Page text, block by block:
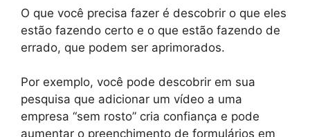
O que você precisa fazer é descobrir o que eles
estão fazendo certo e o que estão fazendo de
errado, que podem ser aprimorados.
Por exemplo, você pode descobrir em sua
pesquisa que adicionar um vídeo a uma
empresa “sem rosto” cria confiança e pode
aumentar o preenchimento de formulários em